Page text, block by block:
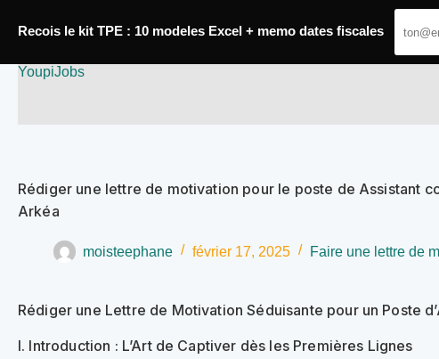
Passer
contenu
YoupiJobs
Rédiger une lettre de motivation pour le poste de Assistant
Arkéa
moisteephane février 17, 2025 Faire une lettre de
Rédiger une Lettre de Motivation Séduisante pour un Poste
I. Introduction : L’Art de Captiver dès les Premières Lignes
Recois le kit TPE : 10 modeles Excel + memo dates fiscales